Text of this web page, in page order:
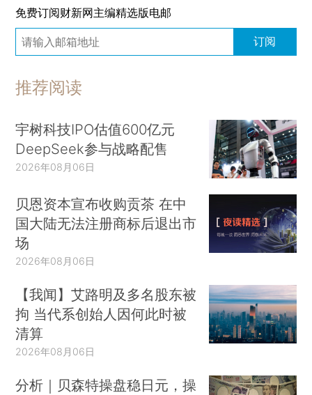
免费订阅财新网主编精选版电邮
订阅
推荐阅读
宇树科技IPO估值600亿元
DeepSeek参与战略配售
2026年08月06日
贝恩资本宣布收购贡茶 在中
国大陆无法注册商标后退出市
场
2026年08月06日
【我闻】艾路明及多名股东被
拘 当代系创始人因何此时被
清算
2026年08月06日
分析｜贝森特操盘稳日元，操